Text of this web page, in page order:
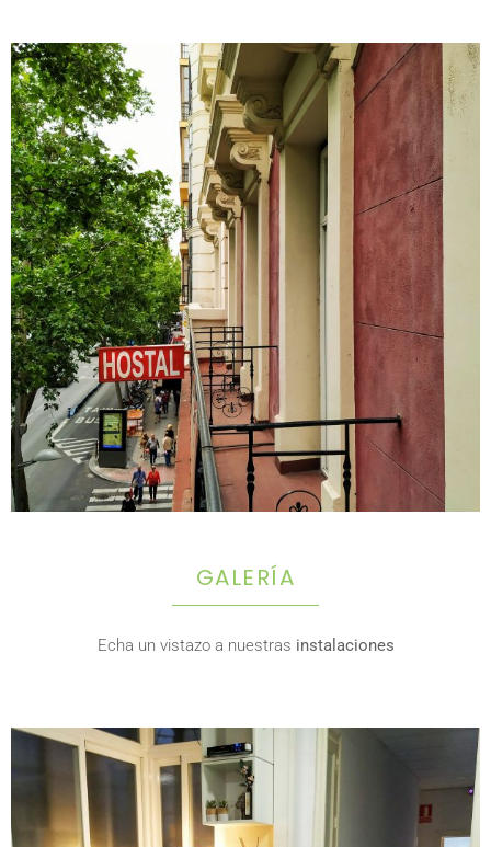
GALERÍA
Echa un vistazo a nuestras instalaciones